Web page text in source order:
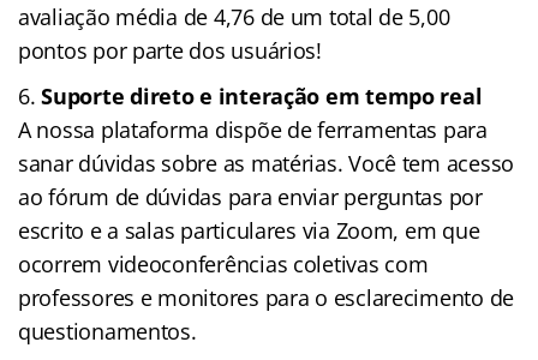
avaliação média de 4,76 de um total de 5,00
pontos por parte dos usuários!
Suporte direto e interação em tempo real
A nossa plataforma dispõe de ferramentas para
sanar dúvidas sobre as matérias. Você tem acesso
ao fórum de dúvidas para enviar perguntas por
escrito e a salas particulares via Zoom, em que
ocorrem videoconferências coletivas com
professores e monitores para o esclarecimento de
questionamentos.